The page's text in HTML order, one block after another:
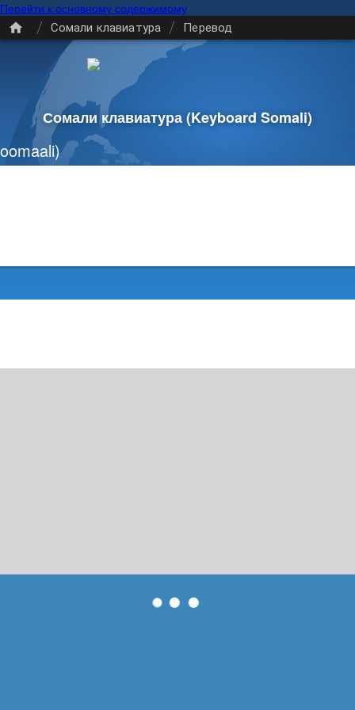
Перейти к основному содержимому
/ Сомали клавиатура / Перевод
Сомали клавиатура(Keyboard Somali)